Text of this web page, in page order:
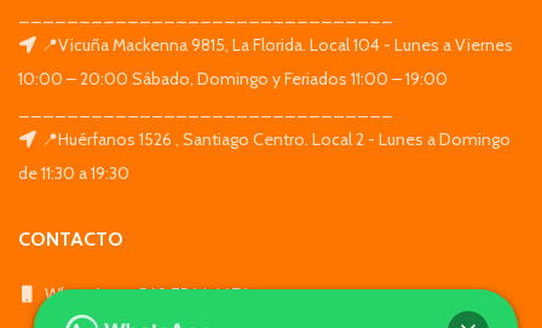
📍Vicuña Mackenna 9815, La Florida. Local 104 - Lunes a Viernes
10:00 – 20:00 Sábado, Domingo y Feriados 11:00 – 19:00
📍Huérfanos 1526 , Santiago Centro. Local 2 - Lunes a Domingo
de 11:30 a 19:30
CONTACTO
WhatsApp: +569 7564 4676